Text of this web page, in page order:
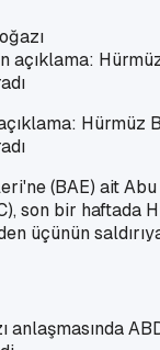
Hürmüz
(BAE) ait
son bir haftada
üçünün